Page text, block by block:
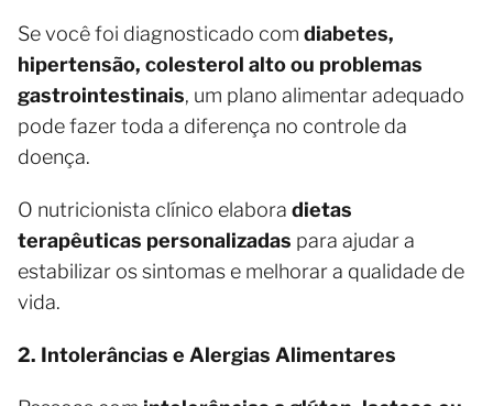
Se você foi diagnosticado com diabetes,
hipertensão, colesterol alto ou problemas
gastrointestinais, um plano alimentar adequado
pode fazer toda a diferença no controle da
doença.
O nutricionista clínico elabora dietas
terapêuticas personalizadas para ajudar a
estabilizar os sintomas e melhorar a qualidade de
vida.
2. Intolerâncias e Alergias Alimentares